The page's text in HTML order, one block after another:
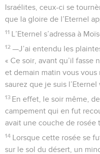
Israélites, ceux-ci se
que la gloire de l’Eternel
11 L’Eternel s’adressa à
12 —J’ai entendu les
« Ce soir, avant qu’il fasse
et demain matin vous vous
saurez que je suis l’Eternel
13 En effet, le soir même,
campement qui en fut
avait une couche de rosée
14 Lorsque cette rosée se
sur le sol du désert, un